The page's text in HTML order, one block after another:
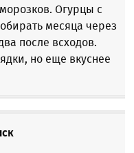
Огурцы с
месяца через
после всходов.
но еще вкуснее